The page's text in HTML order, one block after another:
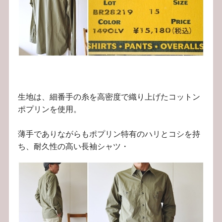
生地は、細番手の糸を高密度で織り上げたコットン
ポプリンを使用。
薄手でありながらもポプリン特有のハリとコシを持
ち、耐久性の高い長袖シャツ・